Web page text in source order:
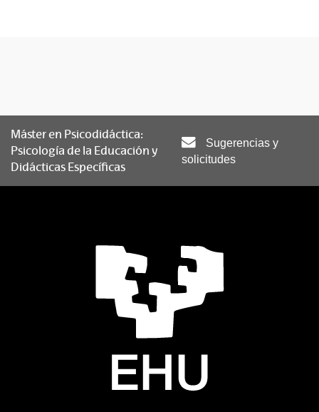
Máster en Psicodidáctica:
Psicología de la Educación y
Didácticas Específicas
Sugerencias y
solicitudes